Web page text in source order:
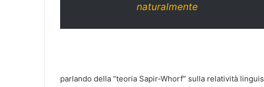
naturalmente
parlando della “teoria Sapir-Whorf” sulla relatività